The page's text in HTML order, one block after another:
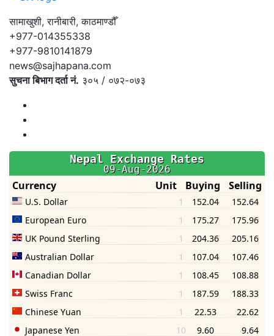
सामाखुशी, रानीबारी, काठमाण्डौँ
+977-014355338
+977-9810141879
news@sajhapana.com
सुचना बिभाग दर्ता नं. ३०५ / ०७२-०७३